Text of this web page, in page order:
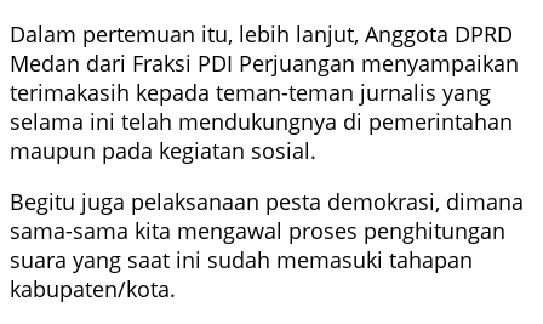
Dalam pertemuan itu, lebih lanjut, Anggota DPRD
Medan dari Fraksi PDI Perjuangan menyampaikan
terimakasih kepada teman-teman jurnalis yang
selama ini telah mendukungnya di pemerintahan
maupun pada kegiatan sosial.
Begitu juga pelaksanaan pesta demokrasi, dimana
sama-sama kita mengawal proses penghitungan
suara yang saat ini sudah memasuki tahapan
kabupaten/kota.